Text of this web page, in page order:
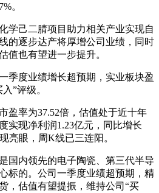
。
学己二腈项目助力相关产业实现自
的逐步达产将厚增公司业绩，同时
值也有望进一步提升。
季度业绩增长超预期，实业板块盈
”评级。
盈率为37.52倍，估值处于近十年
实现净利润1.23亿元，同比增长
亮眼，周K线已三连阳。
国内领先的电子陶瓷、第三代半导
标的。公司一季度业绩超预期，精
，估值有望提振，维持公司“买